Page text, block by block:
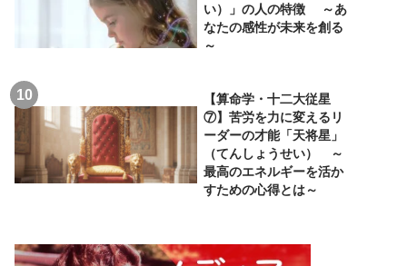
い）」の人の特徴 ～あ
なたの感性が未来を創る
～
【算命学・十二大従星
⑦】苦労を力に変えるリ
ーダーの才能「天将星」
（てんしょうせい） ～
最高のエネルギーを活か
すための心得とは～